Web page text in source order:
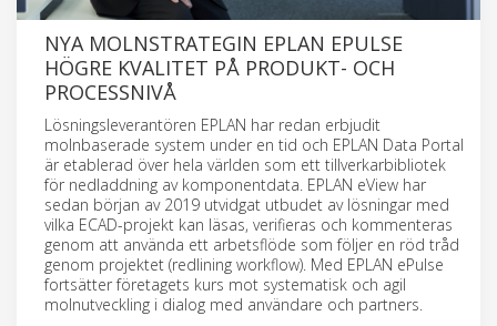
NYA MOLNSTRATEGIN EPLAN EPULSE
HÖGRE KVALITET PÅ PRODUKT- OCH
PROCESSNIVÅ
Lösningsleverantören EPLAN har redan erbjudit
molnbaserade system under en tid och EPLAN Data Portal
är etablerad över hela världen som ett tillverkarbibliotek
för nedladdning av komponentdata. EPLAN eView har
sedan början av 2019 utvidgat utbudet av lösningar med
vilka ECAD-projekt kan läsas, verifieras och kommenteras
genom att använda ett arbetsflöde som följer en röd tråd
genom projektet (redlining workflow). Med EPLAN ePulse
fortsätter företagets kurs mot systematisk och agil
molnutveckling i dialog med användare och partners.